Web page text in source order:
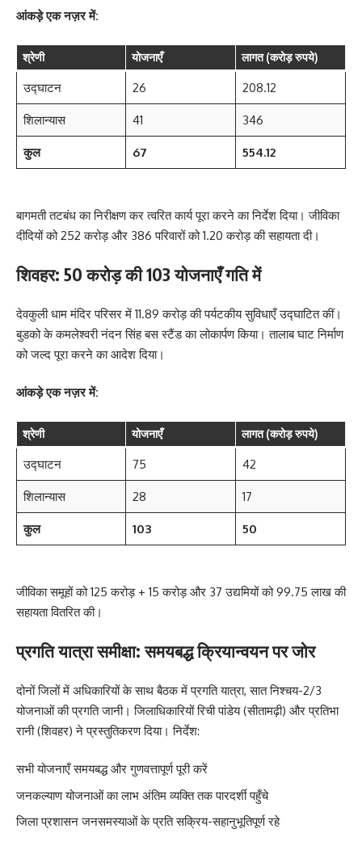
आंकड़े एक नज़र में:
श्रेणी योजनाएँ लागत (करोड़ रुपये)
उद्घाटन 26 208.12
शिलान्यास 41 346
कुल 67 554.12
बागमती तटबंध का निरीक्षण कर त्वरित कार्य पूरा करने का निर्देश दिया। जीविका
दीदियों को 252 करोड़ और 386 परिवारों को 1.20 करोड़ की सहायता दी।
शिवहर: 50 करोड़ की 103 योजनाएँ गति में
देवकुली धाम मंदिर परिसर में 11.89 करोड़ की पर्यटकीय सुविधाएँ उद्घाटित कीं।
बुडको के कमलेश्वरी नंदन सिंह बस स्टैंड का लोकार्पण किया। तालाब घाट निर्माण
को जल्द पूरा करने का आदेश दिया।
आंकड़े एक नज़र में:
श्रेणी योजनाएँ लागत (करोड़ रुपये)
उद्घाटन 75 42
शिलान्यास 28 17
कुल 103 50
जीविका समूहों को 125 करोड़ + 15 करोड़ और 37 उद्यमियों को 99.75 लाख की
सहायता वितरित की।
प्रगति यात्रा समीक्षा: समयबद्ध क्रियान्वयन पर जोर
दोनों जिलों में अधिकारियों के साथ बैठक में प्रगति यात्रा, सात निश्चय-2/3
योजनाओं की प्रगति जानी। जिलाधिकारियों रिची पांडेय (सीतामढ़ी) और प्रतिभा
रानी (शिवहर) ने प्रस्तुतिकरण दिया। निर्देश:
सभी योजनाएँ समयबद्ध और गुणवत्तापूर्ण पूरी करें
जनकल्याण योजनाओं का लाभ अंतिम व्यक्ति तक पारदर्शी पहुँचे
जिला प्रशासन जनसमस्याओं के प्रति सक्रिय-सहानुभूतिपूर्ण रहे